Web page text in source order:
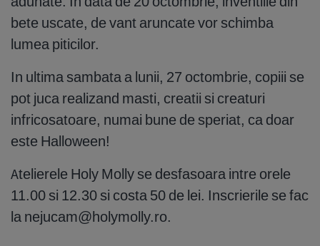
bete uscate, de vant aruncate vor schimba
lumea piticilor.
In ultima sambata a lunii, 27 octombrie, copiii se
pot juca realizand masti, creatii si creaturi
infricosatoare, numai bune de speriat, ca doar
este Halloween!
Atelierele Holy Molly se desfasoara intre orele
11.00 si 12.30 si costa 50 de lei. Inscrierile se fac
la nejucam@holymolly.ro.